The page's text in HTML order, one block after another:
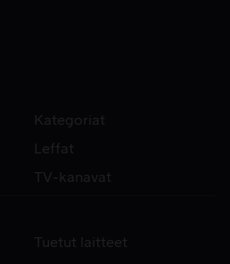
Kategoriat
Leffat
TV-kanavat
Tuetut laitteet